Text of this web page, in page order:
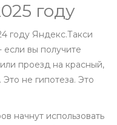
году
году Яндекс.Такси
вы получите
проезд на красный,
Это не гипотеза. Это
начнут использовать